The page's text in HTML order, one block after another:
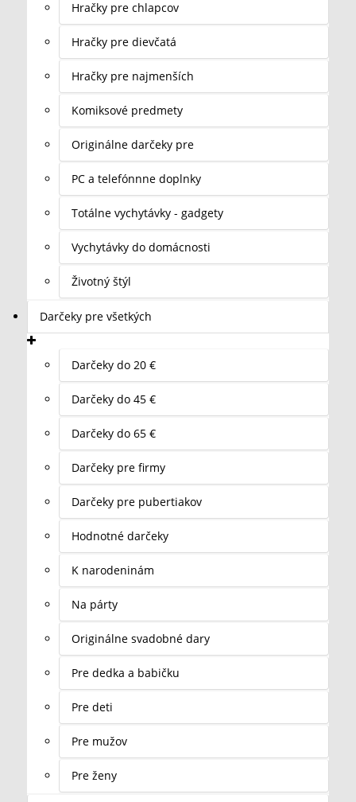
Hračky pre chlapcov
Hračky pre dievčatá
Hračky pre najmenších
Komiksové predmety
Originálne darčeky pre
PC a telefónnne doplnky
Totálne vychytávky - gadgety
Vychytávky do domácnosti
Životný štýl
Darčeky pre všetkých
Darčeky do 20 €
Darčeky do 45 €
Darčeky do 65 €
Darčeky pre firmy
Darčeky pre pubertiakov
Hodnotné darčeky
K narodeninám
Na párty
Originálne svadobné dary
Pre dedka a babičku
Pre deti
Pre mužov
Pre ženy